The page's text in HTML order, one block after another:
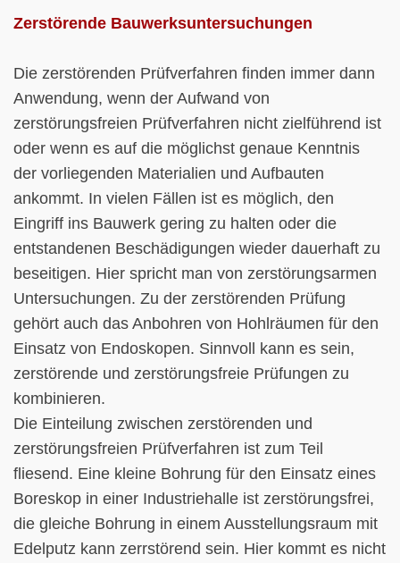
Zerstörende Bauwerksuntersuchungen
Die zerstörenden Prüfverfahren finden immer dann
Anwendung, wenn der Aufwand von
zerstörungsfreien Prüfverfahren nicht zielführend ist
oder wenn es auf die möglichst genaue Kenntnis
der vorliegenden Materialien und Aufbauten
ankommt. In vielen Fällen ist es möglich, den
Eingriff ins Bauwerk gering zu halten oder die
entstandenen Beschädigungen wieder dauerhaft zu
beseitigen. Hier spricht man von zerstörungsarmen
Untersuchungen. Zu der zerstörenden Prüfung
gehört auch das Anbohren von Hohlräumen für den
Einsatz von Endoskopen. Sinnvoll kann es sein,
zerstörende und zerstörungsfreie Prüfungen zu
kombinieren.
Die Einteilung zwischen zerstörenden und
zerstörungsfreien Prüfverfahren ist zum Teil
fliesend. Eine kleine Bohrung für den Einsatz eines
Boreskop in einer Industriehalle ist zerstörungsfrei,
die gleiche Bohrung in einem Ausstellungsraum mit
Edelputz kann zerrstörend sein. Hier kommt es nicht